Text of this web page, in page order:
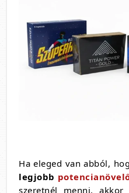
Ha eleged van abból,
legjobb
szeretnél menni, akkor